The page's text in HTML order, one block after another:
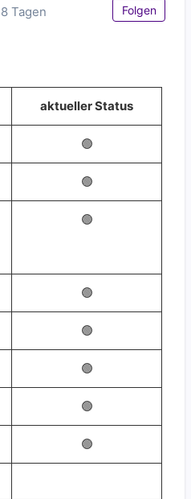
Tagen Folgen
aktueller Status
🟢
🟢
🟢
🟢
🟢
🟢
🟢
🟢